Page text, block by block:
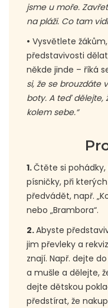
jsme u moře.
na pláži. Co tam
• Vysvětlete
představivosti
někde jinde – říká
si, že se brouzdáte
boty. A teď dělejte,
kolem sebe.“
1.Čtěte si
písničky, při
předvádět, např.
nebo „Brambora“.
2.Abyste
jim převleky a
znají. Např. dejte
a mušle a dělejte,
dejte dětskou
předstírat, že